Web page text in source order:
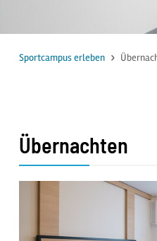
Sportcampus erleben
Übernachten